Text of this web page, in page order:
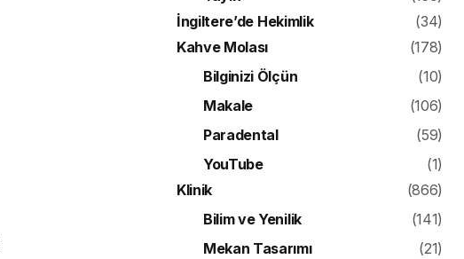
İngiltere’de Hekimlik
(34)
Kahve Molası
(178)
Bilginizi Ölçün
(10)
Makale
(106)
Paradental
(59)
YouTube
(1)
Klinik
(866)
Bilim ve Yenilik
(141)
Mekan Tasarımı
(21)